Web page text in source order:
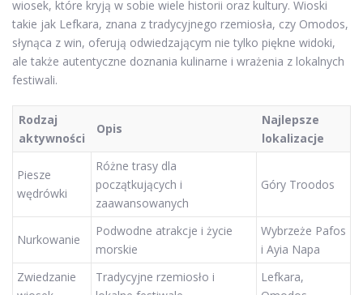
wiosek, które kryją w sobie wiele historii oraz kultury. Wioski
takie jak Lefkara, znana z tradycyjnego rzemiosła, czy Omodos,
słynąca z win, oferują odwiedzającym nie tylko piękne widoki,
ale także autentyczne doznania kulinarne i wrażenia z lokalnych
festiwali.
Rodzaj
aktywności
Opis
Najlepsze
lokalizacje
Piesze
wędrówki
Różne trasy dla
początkujących i
zaawansowanych
Góry Troodos
Nurkowanie
Podwodne atrakcje i życie
morskie
Wybrzeże Pafos
i Ayia Napa
Zwiedzanie
Tradycyjne rzemiosło i
Lefkara,